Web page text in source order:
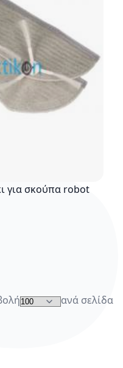
για σκούπα robot
ανά σελίδα